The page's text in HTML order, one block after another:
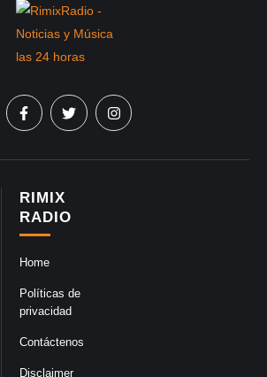
RIMIX
RADIO
Home
Políticas de
privacidad
Contáctenos
Disclaimer